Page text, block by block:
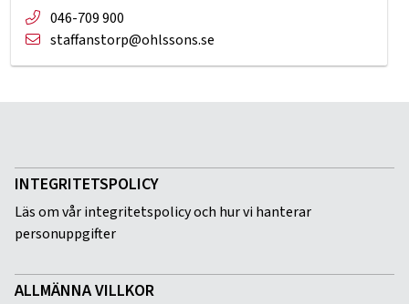
046-709 900​
staffanstorp@ohlssons.se
INTEGRITETSPOLICY
Läs om vår integritetspolicy och hur vi hanterar
personuppgifter
ALLMÄNNA VILLKOR